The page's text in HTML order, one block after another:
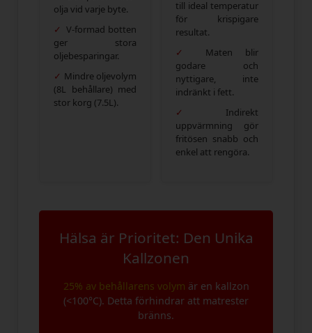
olja vid varje byte.
✓ V-formad botten
ger stora
oljebesparingar.
✓ Mindre oljevolym
(8L behållare) med
stor korg (7.5L).
till ideal temperatur
för krispigare
resultat.
✓
Maten blir
godare och
nyttigare, inte
indränkt i fett.
✓
Indirekt
uppvärmning gör
fritösen snabb och
enkel att rengöra.
Hälsa är Prioritet: Den Unika
Kallzonen
25% av behållarens volym är en kallzon
(<100°C). Detta förhindrar att matrester
bränns.